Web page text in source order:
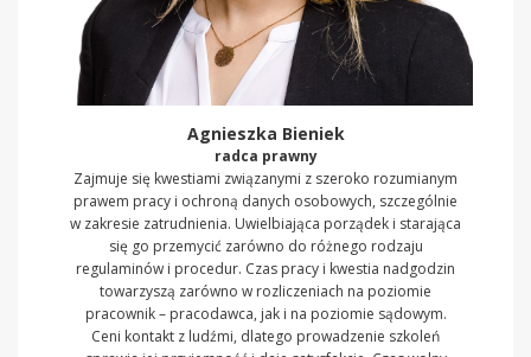
Agnieszka Bieniek
radca prawny
Zajmuje się kwestiami związanymi z szeroko rozumianym
prawem pracy i ochroną danych osobowych, szczególnie
w zakresie zatrudnienia. Uwielbiająca porządek i starająca
się go przemycić zarówno do różnego rodzaju
regulaminów i procedur. Czas pracy i kwestia nadgodzin
towarzyszą zarówno w rozliczeniach na poziomie
pracownik – pracodawca, jak i na poziomie sądowym.
Ceni kontakt z ludźmi, dlatego prowadzenie szkoleń